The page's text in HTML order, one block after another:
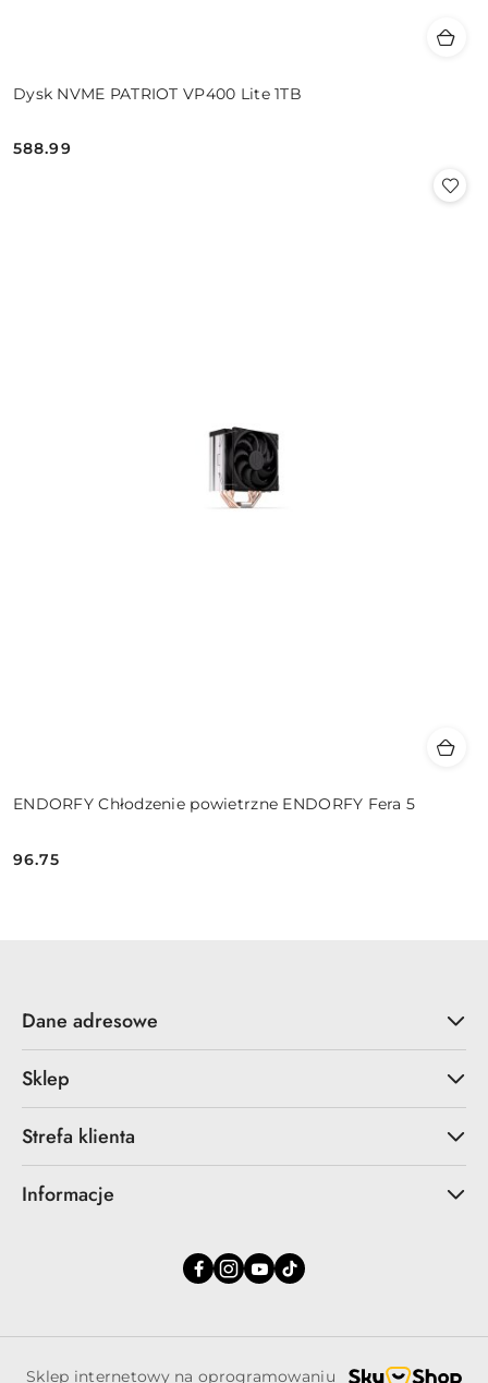
Dysk NVME PATRIOT VP400 Lite 1TB
Cena:
588.99
ENDORFY Chłodzenie powietrzne ENDORFY Fera 5
Cena:
96.75
Dane adresowe
Sklep
Strefa klienta
Informacje
Sklep internetowy na oprogramowaniu